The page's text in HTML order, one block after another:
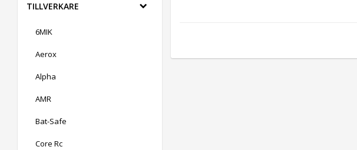
TILLVERKARE
6MIK
Aerox
Alpha
AMR
Bat-Safe
Core Rc